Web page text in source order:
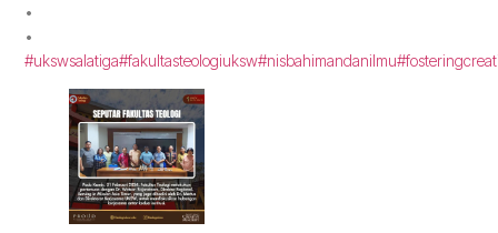
•
•
#ukswsalatiga#fakultasteologiuksw#nisbahimandanilmu